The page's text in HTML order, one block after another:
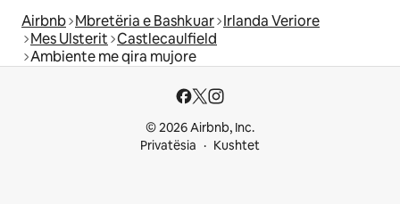
Airbnb Mbretëria e Bashkuar Irlanda Veriore
Mes Ulsterit Castlecaulfield
Ambiente me qira mujore
© 2026 Airbnb, Inc.
Privatësia
Kushtet